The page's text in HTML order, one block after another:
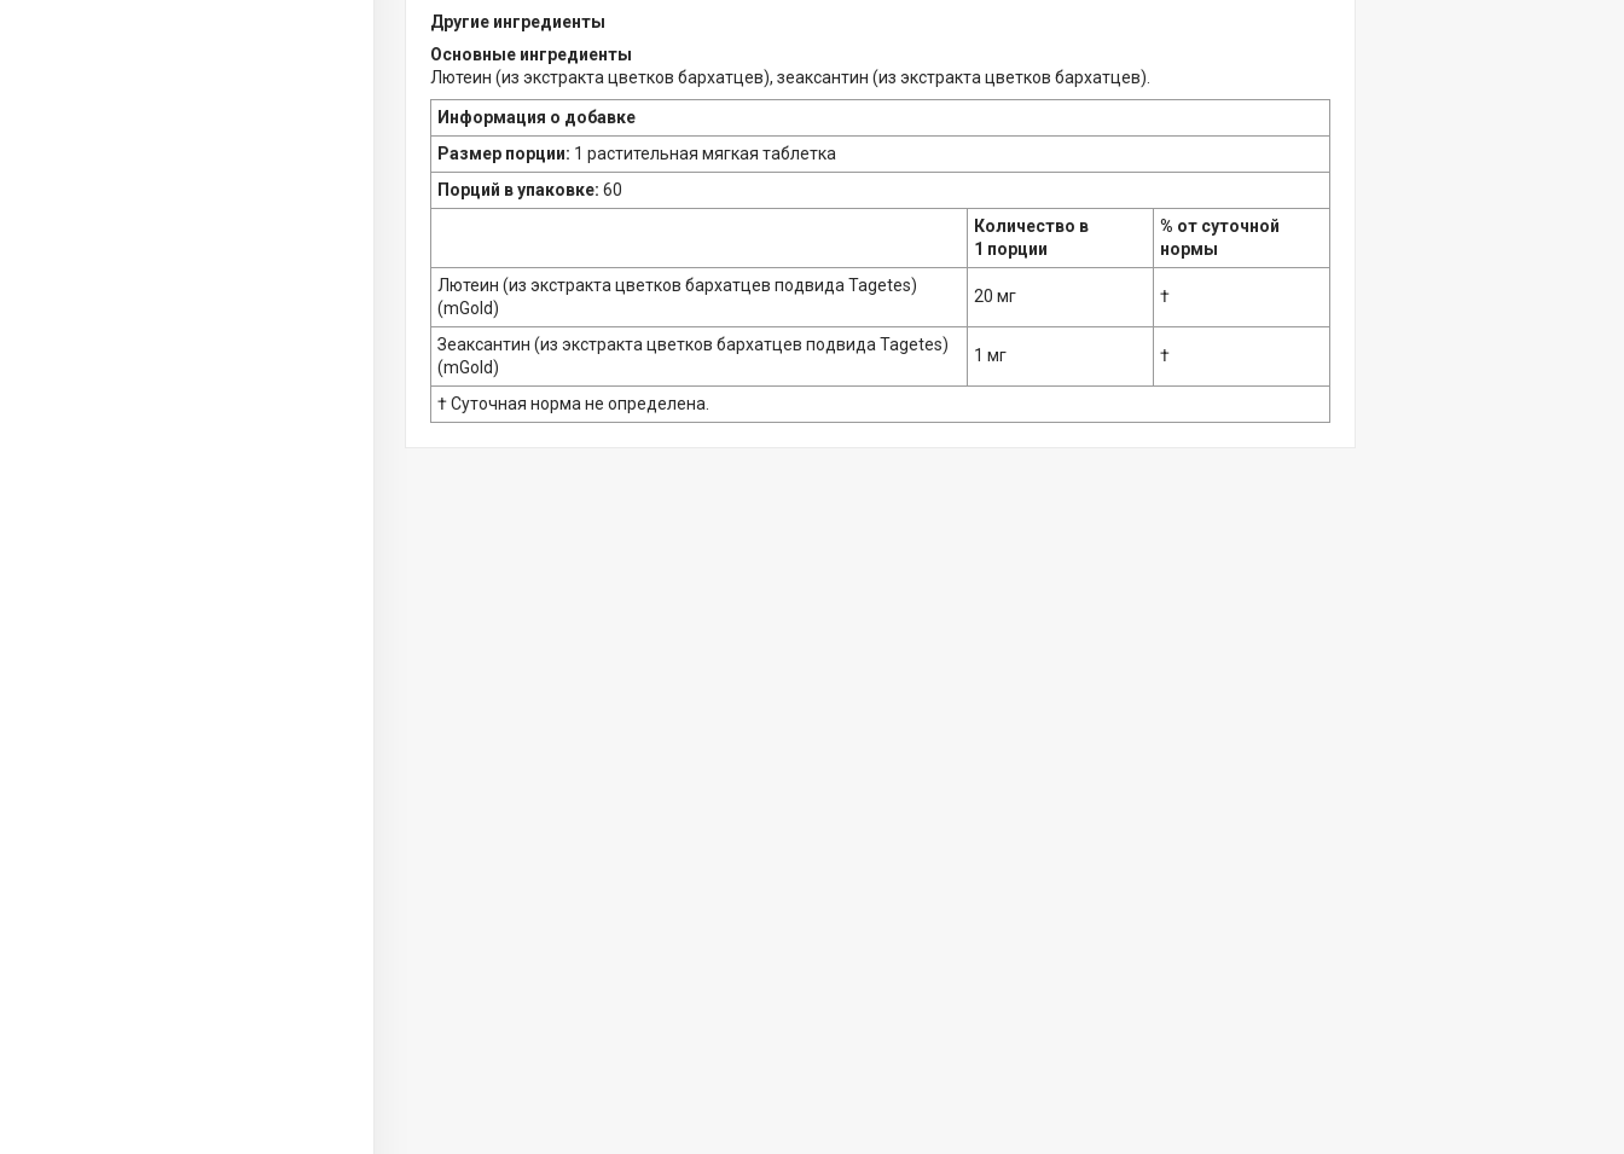
Другие ингредиенты
Основные ингредиенты
Лютеин (из экстракта цветков бархатцев), зеаксантин (из экстракта цветков бархатцев).
Информация о добавке
Размер порции: 1 растительная мягкая таблетка
Порций в упаковке:60
Количество в
1 порции
% от суточной
нормы
Лютеин (из экстракта цветков бархатцев подвида Tagetes)
(mGold)
20 мг †
Зеаксантин (из экстракта цветков бархатцев подвида Tagetes)
(mGold)
1 мг †
† Суточная норма не определена.